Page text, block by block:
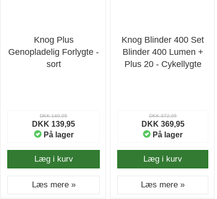
Knog Plus
Genopladelig Forlygte -
sort
DKK 140,95
DKK 139,95
På lager
Læg i kurv
Læs mere »
Knog Blinder 400 Set
Blinder 400 Lumen +
Plus 20 - Cykellygte
DKK 372,95
DKK 369,95
På lager
Læg i kurv
Læs mere »